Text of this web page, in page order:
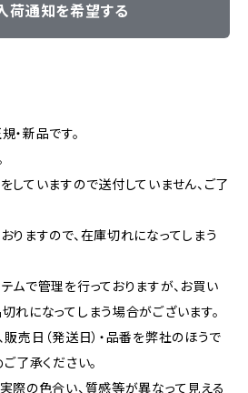
荷通知を希望する
新品です。
ていますので送付していません、ご了
ますので、在庫切れになってしまう
で管理を行っておりますが、お買い
れになってしまう場合がございます。
売日（発送日）・品番を弊社のほうで
了承ください。
際の色合い、質感等が異なって見える